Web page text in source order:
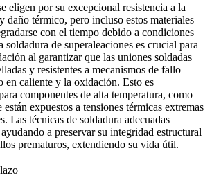
eligen por su excepcional resistencia a la
daño térmico, pero incluso estos materiales
con el tiempo debido a condiciones
soldadura de superaleaciones es crucial para
al garantizar que las uniones soldadas
y resistentes a mecanismos de fallo
en caliente y la oxidación. Esto es
componentes de alta temperatura, como
expuestos a tensiones térmicas extremas
Las técnicas de soldadura adecuadas
a preservar su integridad estructural
prematuros, extendiendo su vida útil.